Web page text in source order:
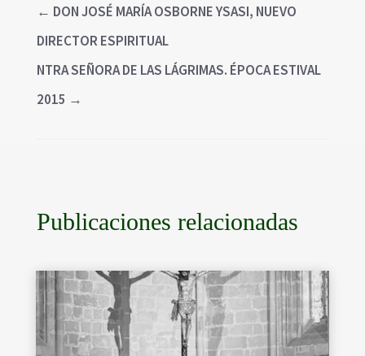
← DON JOSÉ MARÍA OSBORNE YSASI, NUEVO
DIRECTOR ESPIRITUAL
NTRA SEÑORA DE LAS LÁGRIMAS. ÉPOCA ESTIVAL
2015 →
Publicaciones relacionadas